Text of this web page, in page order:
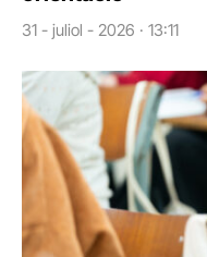
31 - juliol - 2026 · 13:11